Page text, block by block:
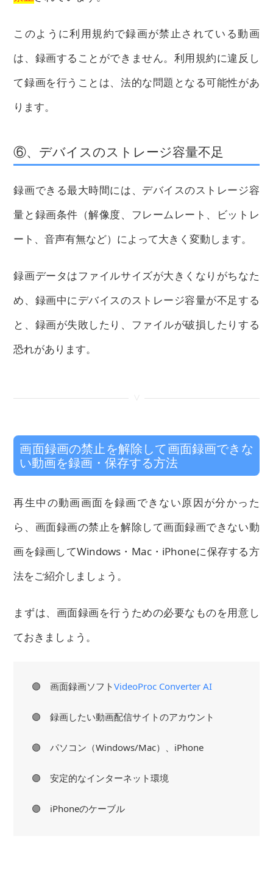
このように利用規約で録画が禁止されている動画
は、録画することができません。利用規約に違反し
て録画を行うことは、法的な問題となる可能性があ
ります。
⑥、デバイスのストレージ容量不足
録画できる最大時間には、デバイスのストレージ容
量と録画条件（解像度、フレームレート、ビットレ
ート、音声有無など）によって大きく変動します。
録画データはファイルサイズが大きくなりがちなた
め、録画中にデバイスのストレージ容量が不足する
と、録画が失敗したり、ファイルが破損したりする
恐れがあります。
画面録画の禁止を解除して画面録画できな
い動画を録画・保存する方法
再生中の動画画面を録画できない原因が分かった
ら、画面録画の禁止を解除して画面録画できない動
画を録画してWindows・Mac・iPhoneに保存する方
法をご紹介しましょう。
まずは、画面録画を行うための必要なものを用意し
ておきましょう。
🟣 画面録画ソフトVideoProc Converter AI
🟣 録画したい動画配信サイトのアカウント
🟣 パソコン（Windows/Mac）、iPhone
🟣 安定的なインターネット環境
🟣 iPhoneのケーブル